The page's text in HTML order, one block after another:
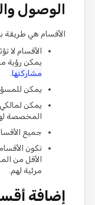
الوصول
الأقسام هي طريقة
الأقسام لا
يمكن رؤية
مشاركتها
يمكن
يمكن
المخصصة
جميع
تكون
الأقل من
مرئية لهم.
إضافة